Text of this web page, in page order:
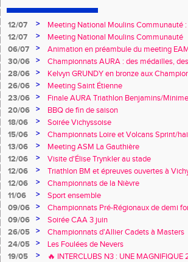
12/07 >
Meeting National Moulins Communauté
12/07
>
Meeting National Moulins Communauté
06/07
>
Animation en préambule du meeting
30/06
>
Championnats AURA : des médailles,
promesses !
28/06 >
Kelvyn GRUNDY en bronze aux
26/06
>
Meeting Saint Étienne
23/06
>
Finale AURA Triathlon Benjamins/
20/06
>
BBQ de fin de saison
18/06
>
Soirée Vichyssoise
15/06
>
Championnats Loire et Volcans Sprint/
13/06
>
Meeting ASM La Gauthière
12/06
>
Visite d'Élise Trynkler au stade
12/06
>
Triathlon BM et épreuves ouvertes à
12/06
>
Championnats de la Nièvre
11/06
>
Sport ensemble
09/06
>
Championnats Pré-Régionaux de demi
09/06
>
Soirée CAA 3 juin
26/05
>
Championnats d'Allier Cadets à Masters
24/05
>
Les Foulées de Nevers
19/05
>
🔥 INTERCLUBS N3 : UNE MAGNIFIQUE